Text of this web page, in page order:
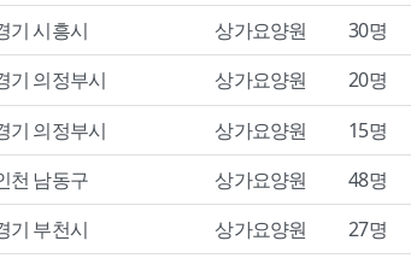
기 시흥시 상가요양원 30명
기 의정부시 상가요양원 20명
기 의정부시 상가요양원 15명
천 남동구 상가요양원 48명
기 부천시 상가요양원 27명